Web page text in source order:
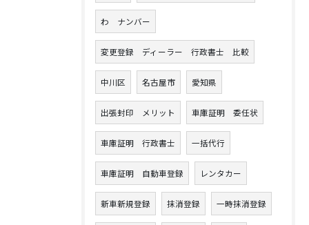
わ ナンバー
変更登録 ディーラー 行政書士 比較
中川区 名古屋市 愛知県
出張封印 メリット 車庫証明 委任状
車庫証明 行政書士 一括代行
車庫証明 自動車登録 レンタカー
新車新規登録 抹消登録 一時抹消登録